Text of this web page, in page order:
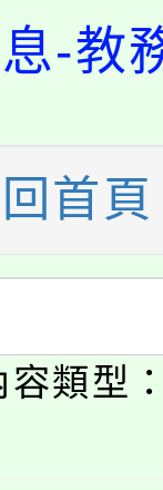
選結果(
年度第
選結果(
學推廣
分析基
導中心
、社會
加。
音徵
動海報
度學生
觀特色
畫」表揚
獎」
年度第
知識
-教
首頁
類型